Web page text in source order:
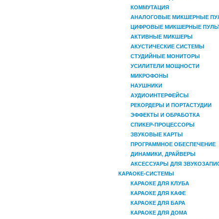
КОММУТАЦИЯ
АНАЛОГОВЫЕ МИКШЕРНЫЕ
ЦИФРОВЫЕ МИКШЕРНЫЕ
АКТИВНЫЕ МИКШЕРЫ
АКУСТИЧЕСКИЕ СИСТЕМЫ
СТУДИЙНЫЕ МОНИТОРЫ
УСИЛИТЕЛИ МОЩНОСТИ
МИКРОФОНЫ
НАУШНИКИ
АУДИОИНТЕРФЕЙСЫ
РЕКОРДЕРЫ И ПОРТАСТУДИИ
ЭФФЕКТЫ И ОБРАБОТКА
СПИКЕР-ПРОЦЕССОРЫ
ЗВУКОВЫЕ КАРТЫ
ПРОГРАММНОЕ ОБЕСПЕЧЕНИЕ
ДИНАМИКИ, ДРАЙВЕРЫ
АКСЕССУАРЫ ДЛЯ
КАРАОКЕ-СИСТЕМЫ
КАРАОКЕ ДЛЯ КЛУБА
КАРАОКЕ ДЛЯ КАФЕ
КАРАОКЕ ДЛЯ БАРА
КАРАОКЕ ДЛЯ ДОМА